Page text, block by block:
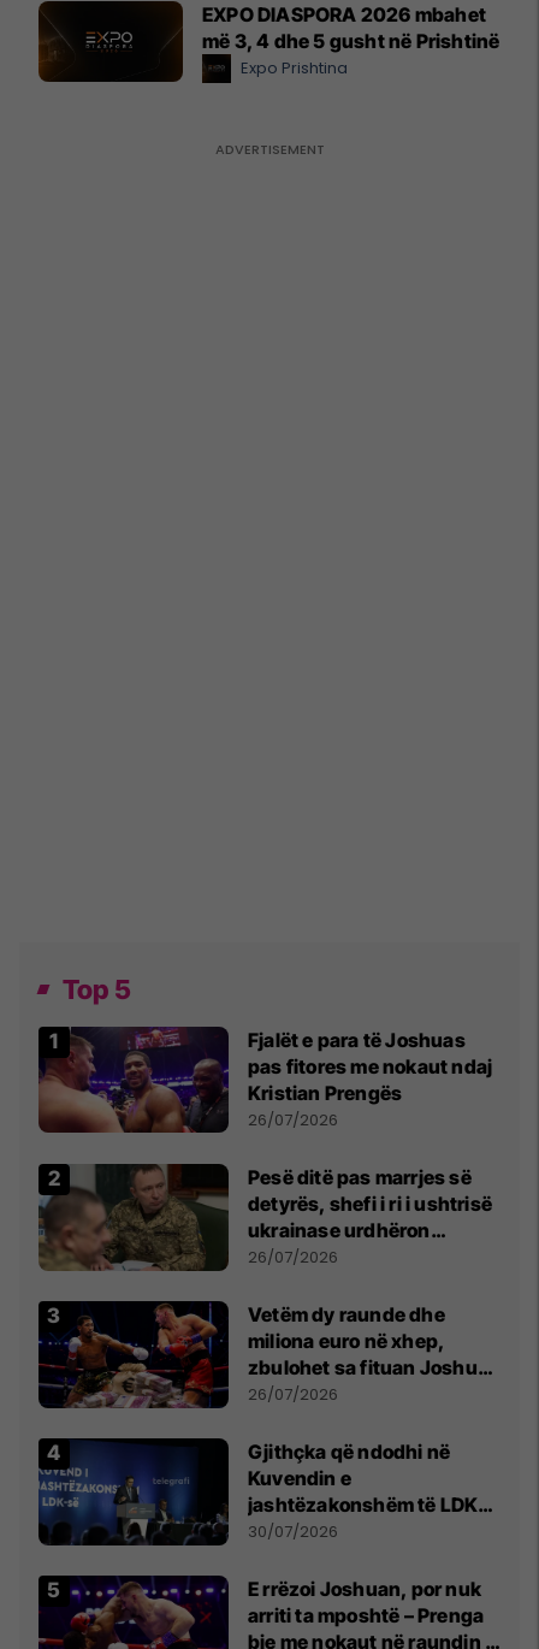
EXPO DIASPORA 2026 mbahet
më 3, 4 dhe 5 gusht në Prishtinë
Expo Prishtina
Top 5
Fjalët e para të Joshuas
pas fitores me nokaut ndaj
Kristian Prengës
26/07/2026
Pesë ditë pas marrjes së
detyrës, shefi i ri i ushtrisë
ukrainase urdhëron
kontroll të madh
26/07/2026
Vetëm dy raunde dhe
miliona euro në xhep,
zbulohet sa fituan Joshua
e Prenga
26/07/2026
Gjithçka që ndodhi në
Kuvendin e
jashtëzakonshëm të LDK-
së
30/07/2026
E rrëzoi Joshuan, por nuk
arriti ta mposhtë – Prenga
bie me nokaut në raundin e